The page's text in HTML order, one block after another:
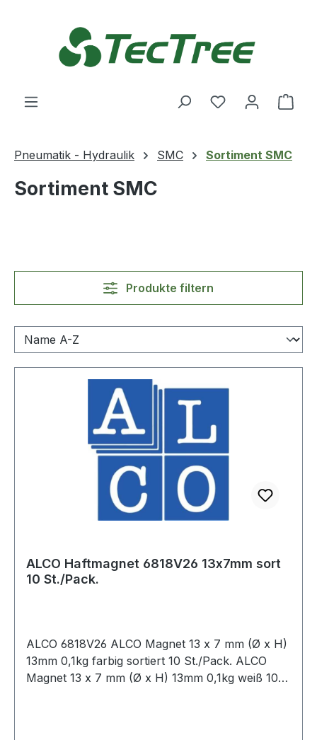
Du hast 0
Pneumatik - Hydraulik SMC Sortiment SMC
Sortiment SMC
Produkte filtern
ALCO Haftmagnet 6818V26 13x7mm sort
10 St./Pack.
ALCO 6818V26 ALCO Magnet 13 x 7 mm (Ø x H)
13mm 0,1kg farbig sortiert 10 St./Pack. ALCO
Magnet 13 x 7 mm (Ø x H) 13mm 0,1kg weiß 10